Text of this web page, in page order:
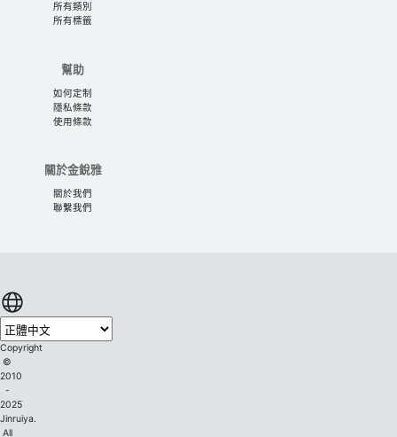
所有類別
所有標籤
幫助
如何定制
隱私條款
使用條款
關於金銳雅
關於我們
聯繫我們
Copyright
©
2010
-
2025
Jinruiya.
All